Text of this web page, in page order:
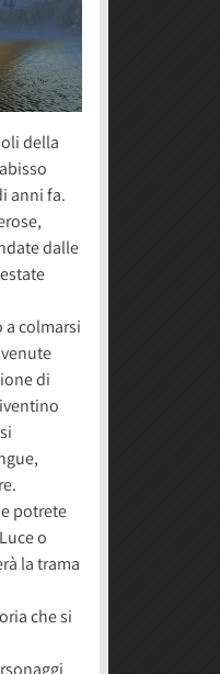
della
anni fa.
dalle
a colmarsi
di
potrete
o
la trama
che si